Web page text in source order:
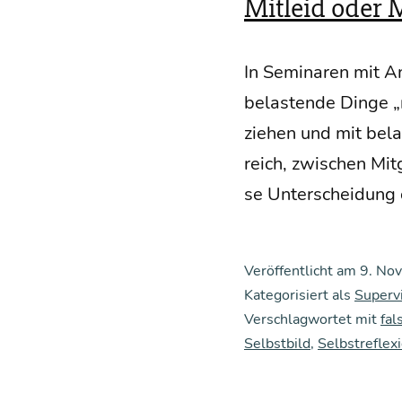
Mitleid oder
In Semi­na­ren mit
belas­ten­de Din­ge
zie­hen und mit
reich, zwi­schen
se
Veröffentlicht am 9.
Kategorisiert als
Verschlagwortet mit
Selbstbild,